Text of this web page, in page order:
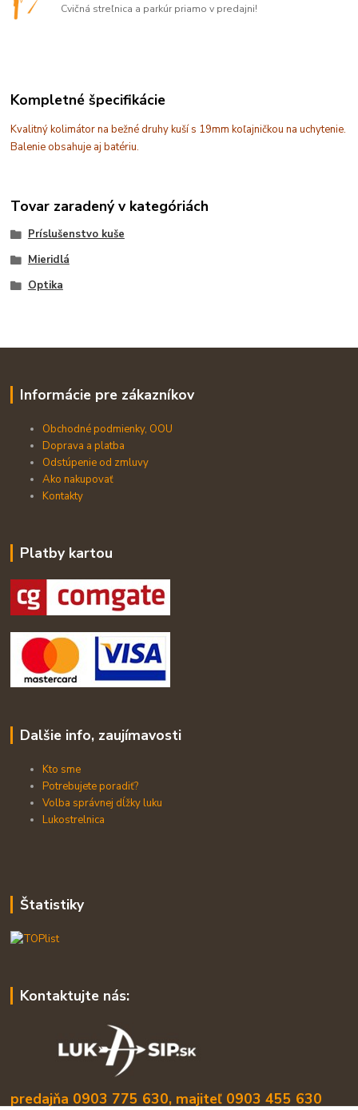
Cvičná streľnica a parkúr priamo v predajni!
Kompletné špecifikácie
Kvalitný kolimátor na bežné druhy kuší s 19mm koľajničkou na uchytenie.
Balenie obsahuje aj batériu.
Tovar zaradený v kategóriách
Príslušenstvo kuše
Mieridlá
Optika
Informácie pre zákazníkov
Obchodné podmienky, OOU
Doprava a platba
Odstúpenie od zmluvy
Ako nakupovať
Kontakty
Platby kartou
Dalšie info, zaujímavosti
Kto sme
Potrebujete poradiť?
Volba správnej dĺžky luku
Lukostrelnica
Štatistiky
Kontaktujte nás:
predajňa 0903 775 630, majiteľ 0903 455 630